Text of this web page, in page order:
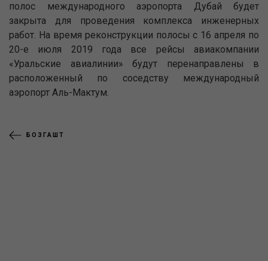
полос международного аэропорта Дубай будет
закрыта для проведения комплекса инженерных
работ. На время реконструкции полосы с 16 апреля по
20-е июля 2019 года все рейсы авиакомпании
«Уральские авиалинии» будут перенаправлены в
расположенный по соседству международный
аэропорт Аль-Мактум.
БОЗГАШТ